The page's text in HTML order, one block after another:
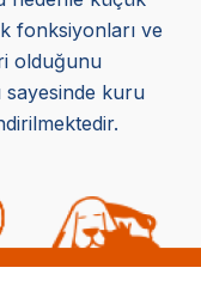
fonksiyonları ve
olduğunu
sayesinde kuru